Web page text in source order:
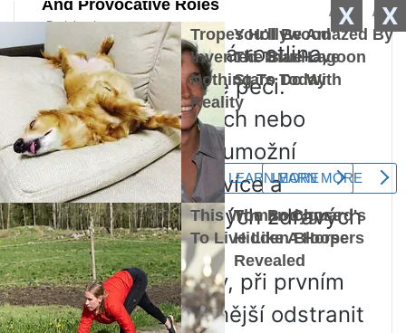
X
X
Javor je nenáročná rostlina,
ale také potřebuje péči.
Prořezávání starých nebo
nemocných větví umožní
koruně růst ještě více a
podpoří vznik nových zdravých
větví.
Se začátkem zimy, při prvním
mrazu, je nejúčinnější odstranit